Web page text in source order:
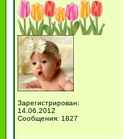
Зарегистрирован:
14.06.2012
Сообщения: 1827